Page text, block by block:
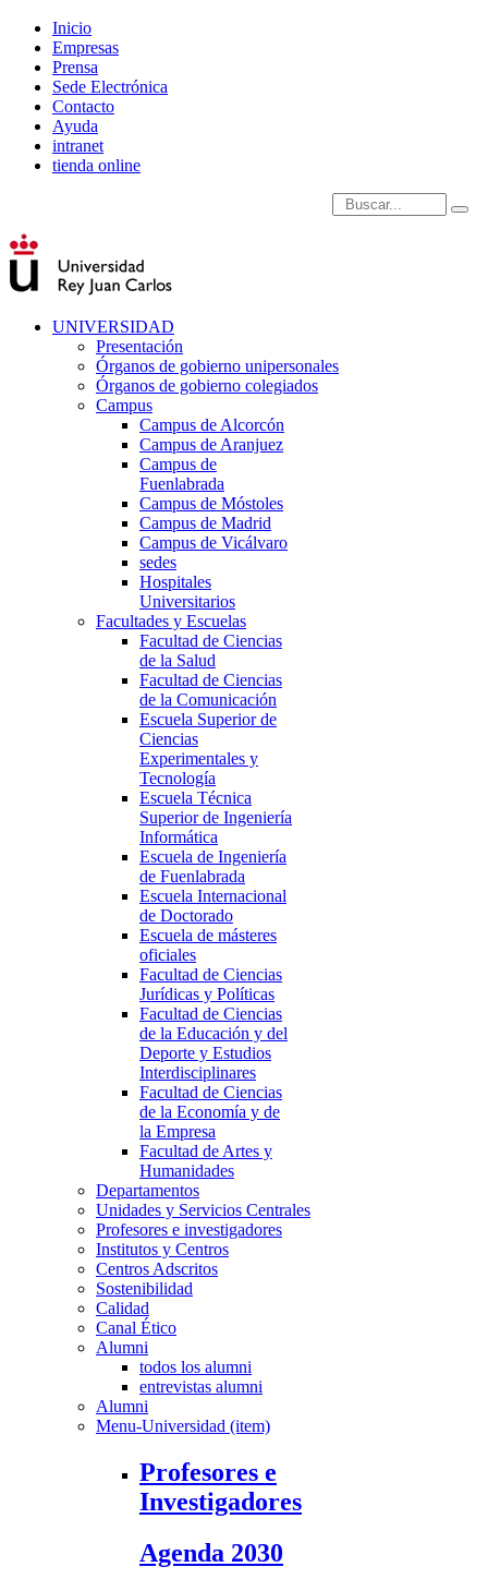
Inicio
Empresas
Prensa
Sede Electrónica
Contacto
Ayuda
intranet
tienda online
Introduce términos de
UNIVERSIDAD
Presentación
Órganos de gobierno unipersonales
Órganos de gobierno colegiados
Campus
Campus de Alcorcón
Campus de Aranjuez
Campus de
Fuenlabrada
Campus de Móstoles
Campus de Madrid
Campus de Vicálvaro
sedes
Hospitales
Universitarios
Facultades y Escuelas
Facultad de Ciencias
de la Salud
Facultad de Ciencias
de la Comunicación
Escuela Superior de
Ciencias
Experimentales y
Tecnología
Escuela Técnica
Superior de Ingeniería
Informática
Escuela de Ingeniería
de Fuenlabrada
Escuela Internacional
de Doctorado
Escuela de másteres
oficiales
Facultad de Ciencias
Jurídicas y Políticas
Facultad de Ciencias
de la Educación y del
Deporte y Estudios
Interdisciplinares
Facultad de Ciencias
de la Economía y de
la Empresa
Facultad de Artes y
Humanidades
Departamentos
Unidades y Servicios Centrales
Profesores e investigadores
Institutos y Centros
Centros Adscritos
Sostenibilidad
Calidad
Canal Ético
Alumni
todos los alumni
entrevistas alumni
Alumni
Menu-Universidad (item)
Profesores e
Investigadores
Agenda 2030